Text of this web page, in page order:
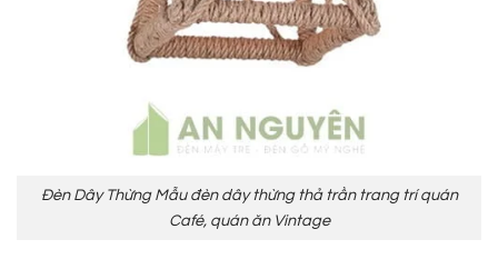
Đèn Dây Thừng Mẫu đèn dây thừng thả trần trang trí quán
Café, quán ăn Vintage